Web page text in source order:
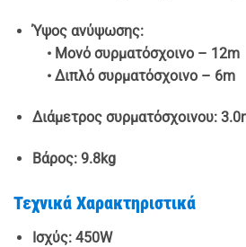
Ύψος ανύψωσης:
• Μονό συρματόσχοινο – 12m
• Διπλό συρματόσχοινο – 6m
Διάμετρος συρματόσχοινου:
Βάρος: 9.8kg
Τεχνικά Χαρακτηριστικά
Ισχύς: 450W